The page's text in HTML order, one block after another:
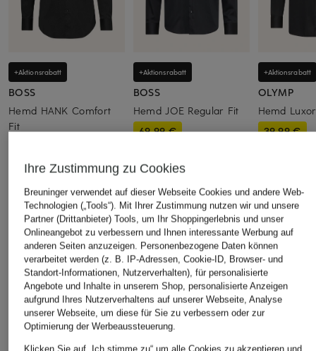
+Aktionsrabatt
BOSS
Hemd HANK Comfort
Fit
Bestpreis: 67,99 €
+Aktionsrabatt
BOSS
Hemd JOE Regular Fit
69,99 €
+Aktionsrabatt
OLYMP
Hemd
39,99 €
ÄHNLICHE ARTIKEL ENTDECKEN
Ihre Zustimmung zu Cookies
Breuninger verwendet auf dieser Webseite Cookies und andere Web-
Technologien („Tools“). Mit Ihrer Zustimmung nutzen wir und unsere
Partner (Drittanbieter) Tools, um Ihr Shoppingerlebnis und unser
Onlineangebot zu verbessern und Ihnen interessante Werbung auf
anderen Seiten anzuzeigen. Personenbezogene Daten können
verarbeitet werden (z. B. IP-Adressen, Cookie-ID, Browser- und
Standort-Informationen, Nutzerverhalten), für personalisierte
Angebote und Inhalte in unserem Shop, personalisierte Anzeigen
aufgrund Ihres Nutzerverhaltens auf unserer Webseite, Analyse
unserer Webseite, um diese für Sie zu verbessern oder zur
Optimierung der Werbeaussteuerung.
Klicken Sie auf „Ich stimme zu“ um alle Cookies zu akzeptieren und